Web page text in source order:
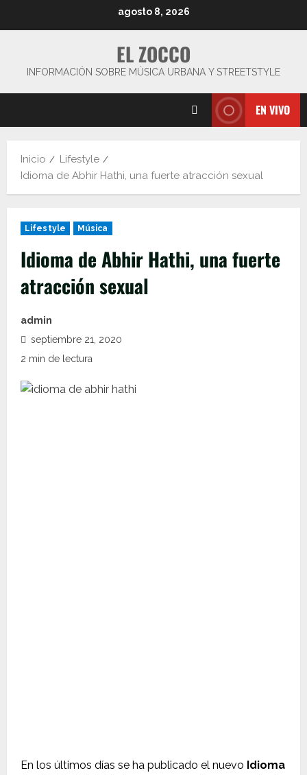
agosto 8, 2026
EL ZOCCO
INFORMACIÓN SOBRE MÚSICA URBANA Y STREETSTYLE
EN VIVO
Inicio
Lifestyle
Idioma de Abhir Hathi, una fuerte atracción sexual
Lifestyle Música
Idioma de Abhir Hathi, una fuerte
atracción sexual
admin
septiembre 21, 2020
2 min de lectura
En los últimos días se ha publicado el nuevo Idioma